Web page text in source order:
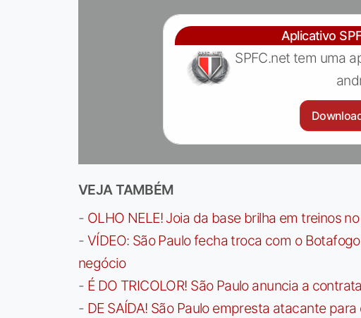
Aplicativo
SPFC.net tem uma
VEJA TAMBÉM
- OLHO NELE! Joia da base brilha em treinos
- VÍDEO: São Paulo fecha troca com o
negócio
- É DO TRICOLOR! São Paulo anuncia a
- DE SAÍDA! São Paulo empresta atacante